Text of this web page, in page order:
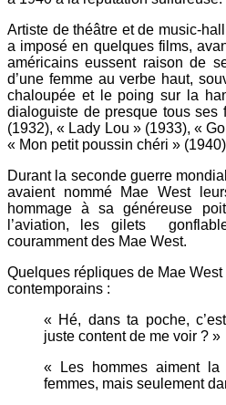
Artiste de théâtre et de music-
a imposé en quelques films,
américains eussent raison de
d’une femme au verbe haut,
chaloupée et le poing sur la
dialoguiste de presque tous ses
(1932), « Lady Lou » (1933), «
« Mon petit poussin chéri »
Durant la seconde guerre
avaient nommé Mae West
hommage à sa généreuse
l’aviation, les gilets
couramment des Mae West.
Quelques répliques de Mae
contemporains :
« Hé, dans ta poche,
juste content de me voir ? »
« Les hommes aiment la
femmes, mais seulement